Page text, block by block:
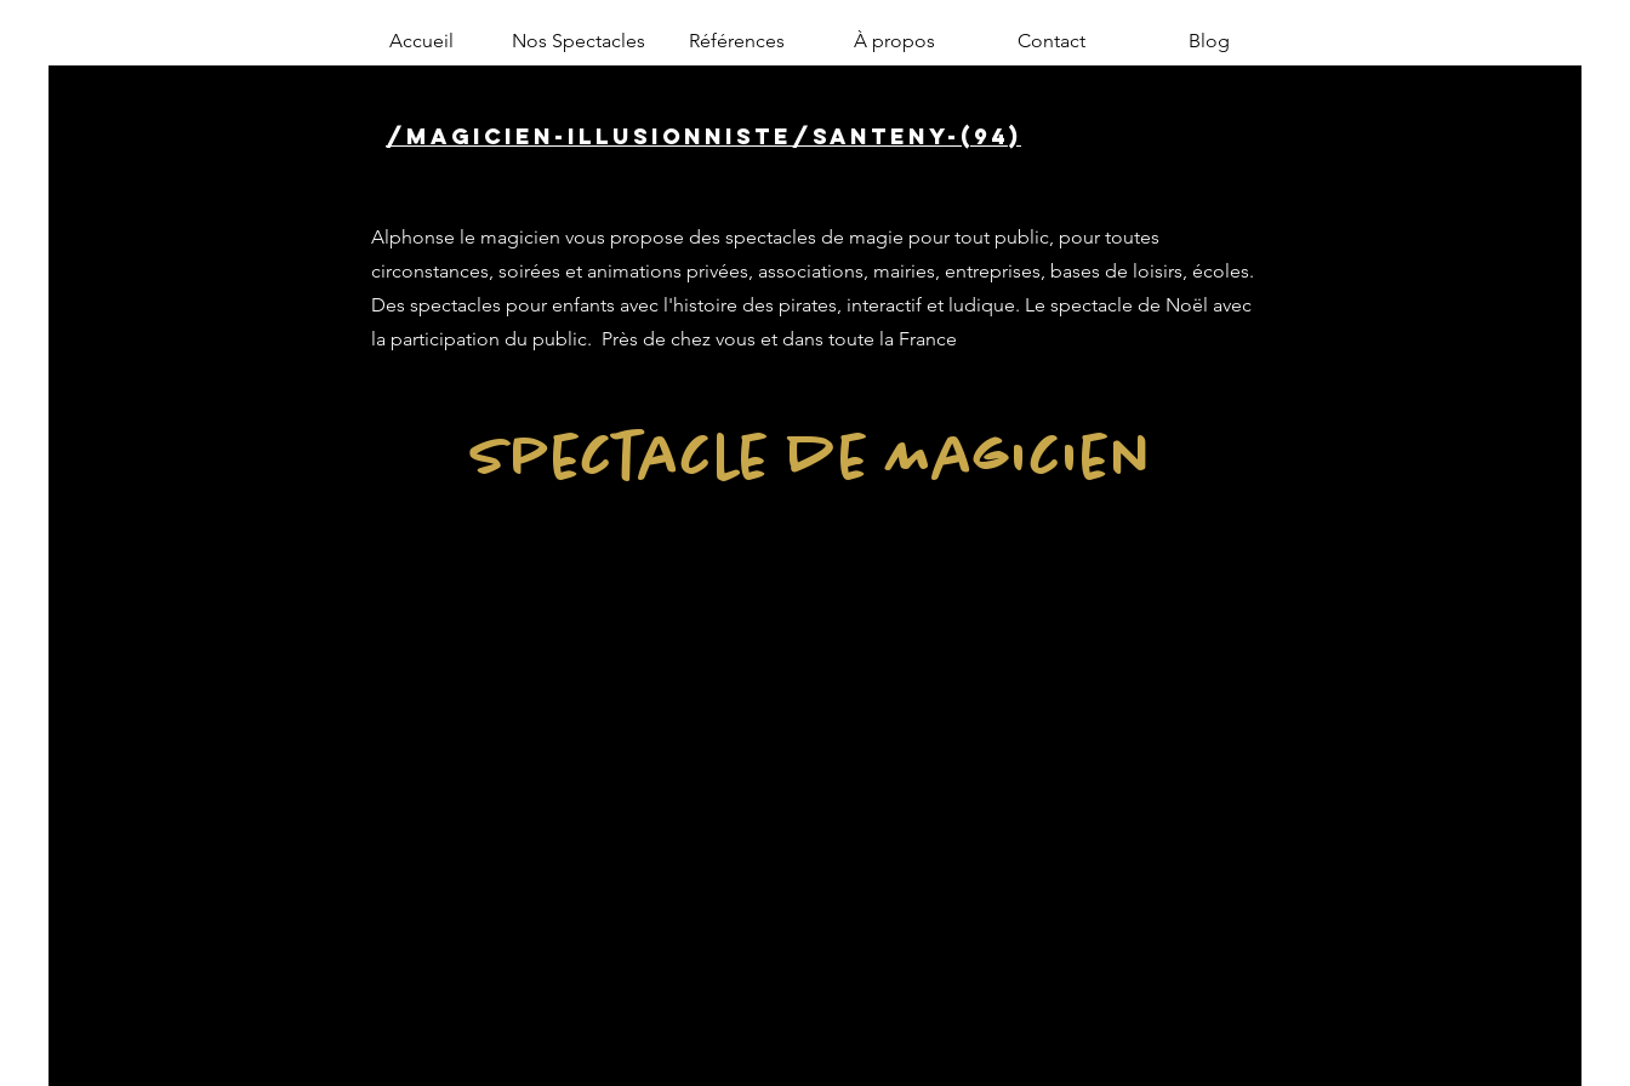
Accueil Nos Spectacles Références À propos Contact Blog
/magicien-illusionniste/santeny-(94)
Alphonse le magicien vous propose des spectacles de magie pour tout public, pour toutes
circonstances, soirées et animations privées, associations, mairies, entreprises, bases de loisirs, écoles.
Des spectacles pour enfants avec l'histoire des pirates, interactif et ludique. Le spectacle de Noël avec
la participation du public. Près de chez vous et dans toute la France
Spectacle de Magicien